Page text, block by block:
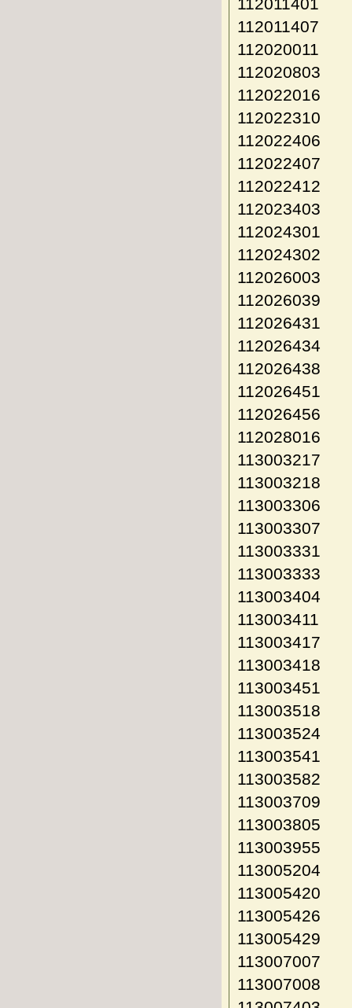
112011401
112011407
112020011
112020803
112022016
112022310
112022406
112022407
112022412
112023403
112024301
112024302
112026003
112026039
112026431
112026434
112026438
112026451
112026456
112028016
113003217
113003218
113003306
113003307
113003331
113003333
113003404
113003411
113003417
113003418
113003451
113003518
113003524
113003541
113003582
113003709
113003805
113003955
113005204
113005420
113005426
113005429
113007007
113007008